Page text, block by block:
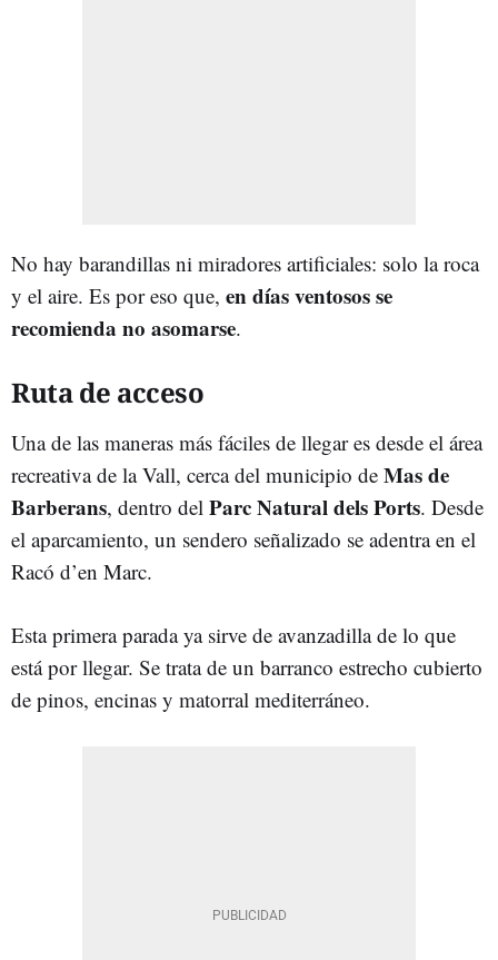
No hay barandillas ni miradores artificiales: solo la roca
y el aire. Es por eso que, en días ventosos se
recomienda no asomarse.
Ruta de acceso
Una de las maneras más fáciles de llegar es desde el área
recreativa de la Vall, cerca del municipio de Mas de
Barberans, dentro del Parc Natural dels Ports. Desde
el aparcamiento, un sendero señalizado se adentra en el
Racó d’en Marc.
Esta primera parada ya sirve de avanzadilla de lo que
está por llegar. Se trata de un barranco estrecho cubierto
de pinos, encinas y matorral mediterráneo.